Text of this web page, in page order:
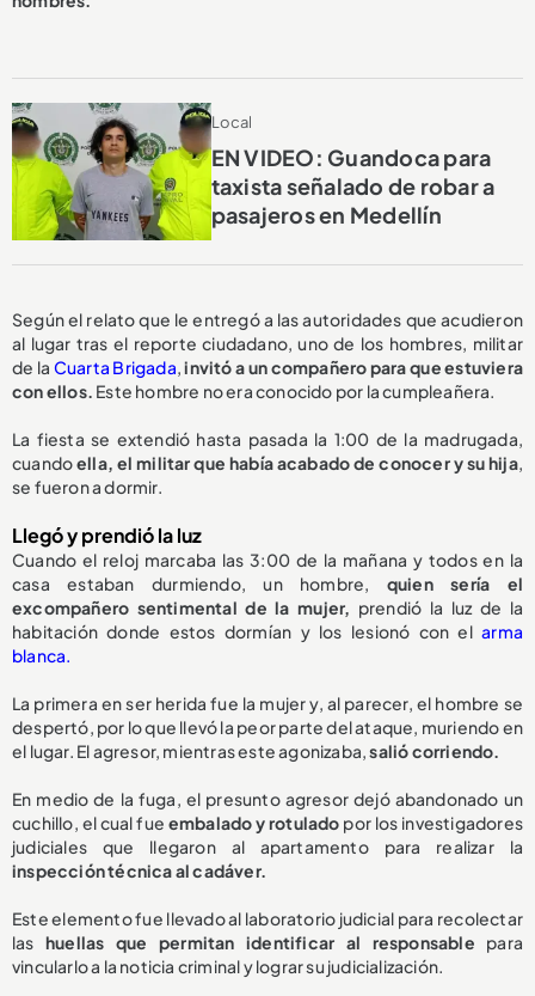
Local
EN VIDEO: Guandoca para
taxista señalado de robar a
pasajeros en Medellín
Según el relato que le entregó a las autoridades que acudieron
al lugar tras el reporte ciudadano, uno de los hombres, militar
de la Cuarta Brigada,invitó a un compañero para que estuviera
con ellos. Este hombre no era conocido por la cumpleañera.
La fiesta se extendió hasta pasada la 1:00 de la madrugada,
cuandoella, el militar que había acabado de conocer y su hija,
se fueron a dormir.
Llegó y prendió la luz
Cuando el reloj marcaba las 3:00 de la mañana y todos en la
casa estaban durmiendo, un hombre, quien sería el
excompañero sentimental de la mujer, prendió la luz de la
habitación donde estos dormían y los lesionó con elarma
blanca.
La primera en ser herida fue la mujer y, al parecer, el hombre se
despertó, por lo que llevó la peor parte del ataque, muriendo en
el lugar. El agresor, mientras este agonizaba,salió corriendo.
En medio de la fuga, el presunto agresor dejó abandonado un
cuchillo, el cual fue embalado y rotulado por los investigadores
judiciales que llegaron al apartamento para realizar la
inspección técnica al cadáver.
Este elemento fue llevado al laboratorio judicial para recolectar
lashuellas que permitan identificar al responsable para
vincularlo a la noticia criminal y lograr su judicialización.